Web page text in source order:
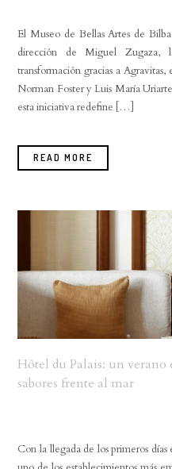
El Museo de Bellas Artes de
dirección de Miguel Zugaza,
transformación gracias a
Norman Foster y Luis María
esta iniciativa redefine […]
READ MORE
Hôtel du Palais: un
sabores frente al mar
Con la llegada de los primeros